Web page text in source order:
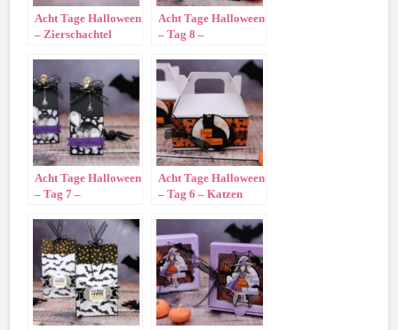
Acht Tage Halloween
– Zierschachtel
Acht Tage Halloween
– Tag 8 –
Acht Tage Halloween
– Tag 7 –
Milchkarton
Acht Tage Halloween
– Tag 6 – Katzen